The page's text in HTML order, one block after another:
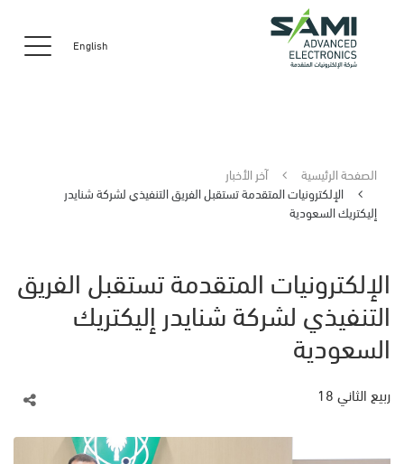
English
الصفحة الرئيسية
آخر الأخبار
الإلكترونيات المتقدمة تستقبل الفريق التنفيذي لشركة شنايدر
إليكتريك السعودية
الإلكترونيات المتقدمة تستقبل الفريق
التنفيذي لشركة شنايدر إليكتريك
السعودية
ربيع الثاني 18